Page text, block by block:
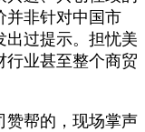
并非针对中国市
出过提示。担忧美
行业甚至整个商贸
帮的，现场掌声